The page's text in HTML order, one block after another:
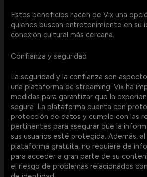
Estos beneficios hacen de Vix una
quienes buscan entretenimiento en su
conexión cultural más cercana.
Confianza y seguridad
La seguridad y la confianza son
una plataforma de streaming. Vix ha
medidas para garantizar que la
segura. La plataforma cuenta con
protección de datos y cumple con las
pertinentes para asegurar que la
sus usuarios esté protegida. Además, al
plataforma gratuita, no requiere de
para acceder a gran parte de su
el riesgo de problemas relacionados